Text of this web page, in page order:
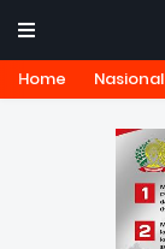
Home Nasional